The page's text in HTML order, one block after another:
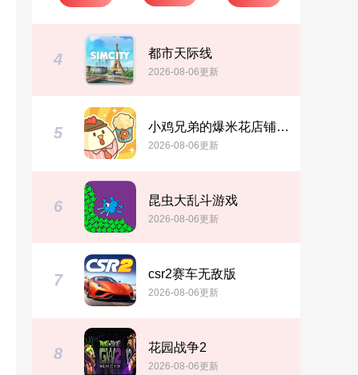
4 都市天际线
2026-08-06更新
5 小鸡兄弟的爆米花店铺免广告
2026-08-06更新
6 昆虫大乱斗游戏
2026-08-06更新
7 csr2赛车无敌版
2026-08-06更新
8 花园战争2
2026-08-06更新